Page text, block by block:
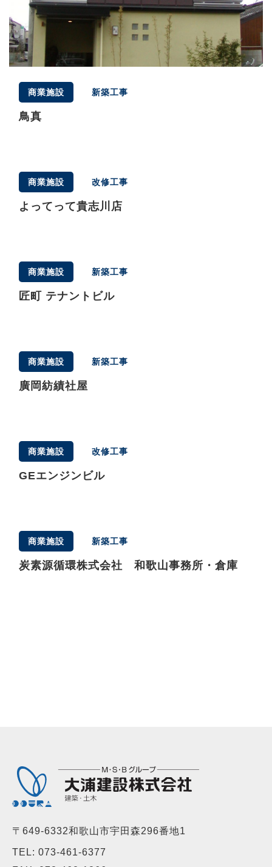
商業施設 新築工事
鳥真
商業施設 改修工事
よってって貴志川店
商業施設 新築工事
匠町 テナントビル
商業施設 新築工事
廣岡紡績社屋
商業施設 改修工事
GEエンジンビル
商業施設 新築工事
炭素源循環株式会社 和歌山事務所・倉庫
〒649-6332和歌山市宇田森296番地1
TEL: 073-461-6377